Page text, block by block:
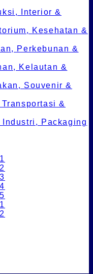
Interior &
Kesehatan &
Perkebunan &
Kelautan &
Souvenir &
&
Packaging